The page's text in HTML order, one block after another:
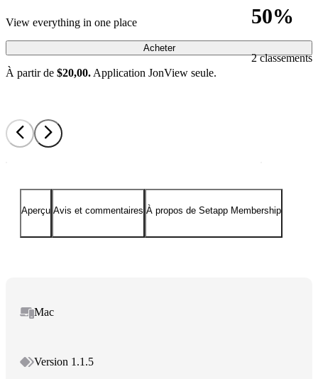
50%
2 classements
View everything in one place
Acheter
À partir de $20,00. Application JonView seule.
Aperçu Avis et commentaires À propos de Setapp Membership
Mac
Version 1.1.5